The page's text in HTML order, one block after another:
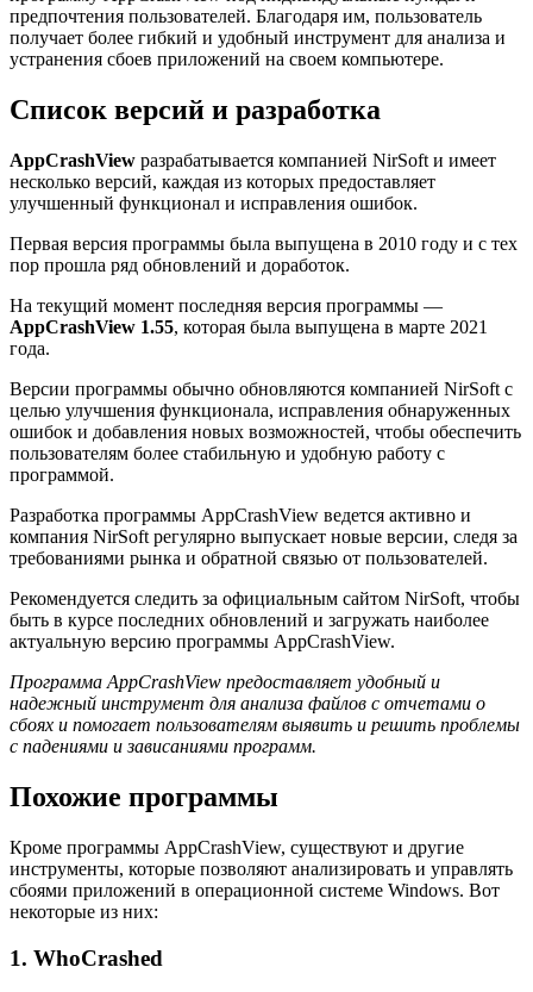
предпочтения пользователей. Благодаря им, пользователь
получает более гибкий и удобный инструмент для анализа и
устранения сбоев приложений на своем компьютере.
Список версий и разработка
AppCrashView разрабатывается компанией NirSoft и имеет
несколько версий, каждая из которых предоставляет
улучшенный функционал и исправления ошибок.
Первая версия программы была выпущена в 2010 году и с тех
пор прошла ряд обновлений и доработок.
На текущий момент последняя версия программы —
AppCrashView 1.55, которая была выпущена в марте 2021
года.
Версии программы обычно обновляются компанией NirSoft с
целью улучшения функционала, исправления обнаруженных
ошибок и добавления новых возможностей, чтобы обеспечить
пользователям более стабильную и удобную работу с
программой.
Разработка программы AppCrashView ведется активно и
компания NirSoft регулярно выпускает новые версии, следя за
требованиями рынка и обратной связью от пользователей.
Рекомендуется следить за официальным сайтом NirSoft, чтобы
быть в курсе последних обновлений и загружать наиболее
актуальную версию программы AppCrashView.
Программа AppCrashView предоставляет удобный и
надежный инструмент для анализа файлов с отчетами о
сбоях и помогает пользователям выявить и решить проблемы
с падениями и зависаниями программ.
Похожие программы
Кроме программы AppCrashView, существуют и другие
инструменты, которые позволяют анализировать и управлять
сбоями приложений в операционной системе Windows. Вот
некоторые из них:
1. WhoCrashed